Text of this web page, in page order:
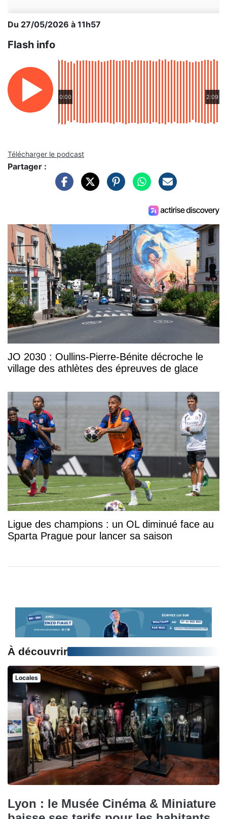
Du 27/05/2026 à 11h57
Flash info
0:00 2:09
Télécharger le podcast
Partager :
JO 2030 : Oullins-Pierre-Bénite décroche le
village des athlètes des épreuves de glace
Ligue des champions : un OL diminué face au
Sparta Prague pour lancer sa saison
À découvrir
Locales
Lyon : le Musée Cinéma & Miniature